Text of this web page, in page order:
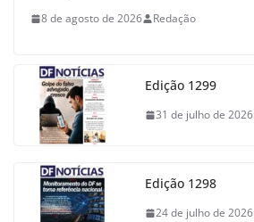
8 de agosto de 2026 Redação
Edição 1299
31 de julho de 2026
Edição 1298
24 de julho de 2026